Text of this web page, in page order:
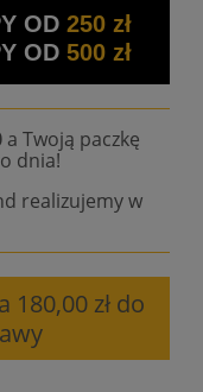
OD 250 zł
OD 500 zł
a Twoją paczkę
dnia!
realizujemy w
180,00 zł do